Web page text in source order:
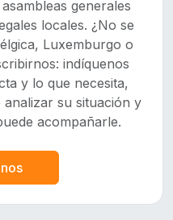
generales
locales. ¿No se
Luxemburgo o
indíquenos
y lo que necesita,
su situación y
acompañarle.